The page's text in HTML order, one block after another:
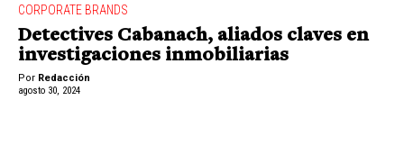
CORPORATE BRANDS
Detectives Cabanach, aliados claves en
investigaciones inmobiliarias
Por Redacción
agosto 30, 2024